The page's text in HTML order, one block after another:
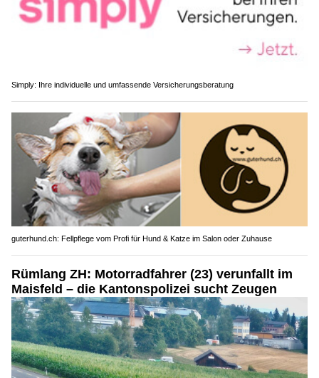
Simply: Ihre individuelle und umfassende Versicherungsberatung
guterhund.ch: Fellpflege vom Profi für Hund & Katze im Salon oder Zuhause
Rümlang ZH: Motorradfahrer (23) verunfallt im
Maisfeld – die Kantonspolizei sucht Zeugen